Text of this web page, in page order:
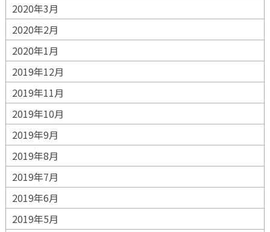
2020年3月
2020年2月
2020年1月
2019年12月
2019年11月
2019年10月
2019年9月
2019年8月
2019年7月
2019年6月
2019年5月